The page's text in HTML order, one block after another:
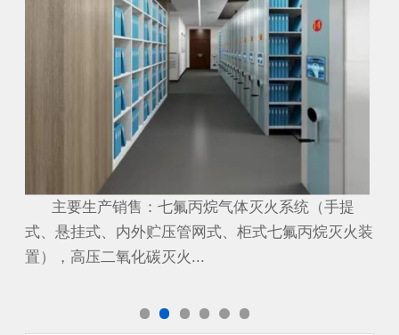
主要生产销售：七氟丙烷气体灭火系统（手提
式、悬挂式、内外贮压管网式、柜式七氟丙烷灭火装
置），高压二氧化碳灭火...